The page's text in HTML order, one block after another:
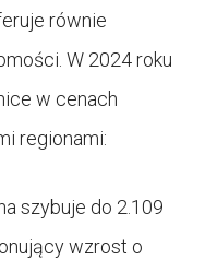
równie
W 2024 roku
w cenach
regionami:
szybuje do 2.109
wzrost o